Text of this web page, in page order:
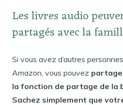
Les livres audio
partagés avec la
Si vous avez d’autres
Amazon, vous pouvez
la fonction de partage de la
Sachez simplement que